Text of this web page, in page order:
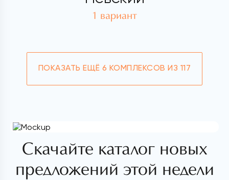
1 вариант
ПОКАЗАТЬ ЕЩЁ 6 КОМПЛЕКСОВ ИЗ 117
Скачайте каталог новых
предложений этой недели